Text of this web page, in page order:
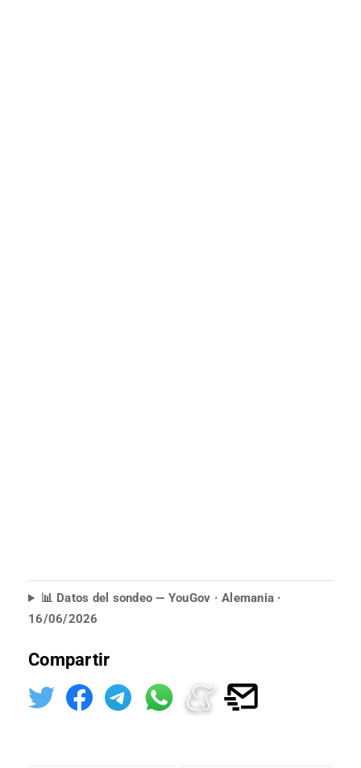
📊 Datos del sondeo — YouGov · Alemania ·
16/06/2026
Compartir